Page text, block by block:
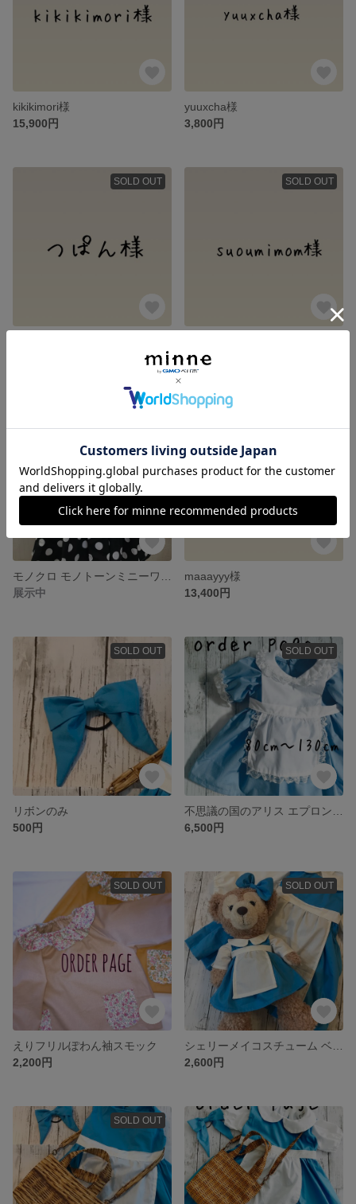
kikikimori様
15,900円
yuuxcha様
3,800円
SOLD OUT SOLD OUT
3,050円
展示中
maaayyy様
13,400円
SOLD OUT
リボンのみ
500円
SOLD OUT
6,500円
SOLD OUT
えりフリルぽわん袖スモック
2,200円
SOLD OUT
2,600円
SOLD OUT